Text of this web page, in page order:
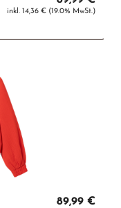
inkl. 14,36 € (19.0% MwSt.)
89,99 €